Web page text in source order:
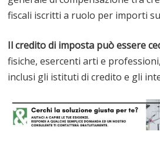
fiscali iscritti a ruolo per importi
Il credito di imposta può essere
fisiche, esercenti arti e
inclusi gli istituti di credito e gli